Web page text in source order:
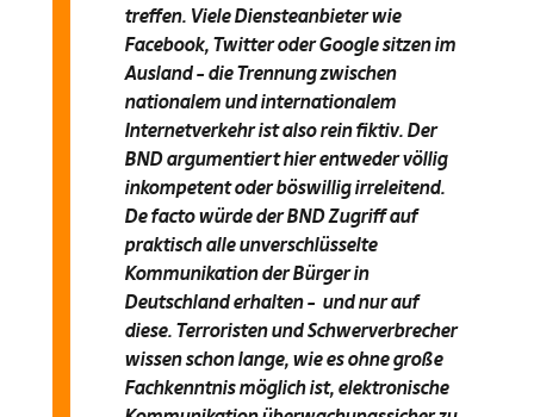
treffen. Viele Diensteanbieter wie
Facebook, Twitter oder Google sitzen im
Ausland – die Trennung zwischen
nationalem und internationalem
Internetverkehr ist also rein fiktiv. Der
BND argumentiert hier entweder völlig
inkompetent oder böswillig irreleitend.
De facto würde der BND Zugriff auf
praktisch alle unverschlüsselte
Kommunikation der Bürger in
Deutschland erhalten – und nur auf
diese. Terroristen und Schwerverbrecher
wissen schon lange, wie es ohne große
Fachkenntnis möglich ist, elektronische